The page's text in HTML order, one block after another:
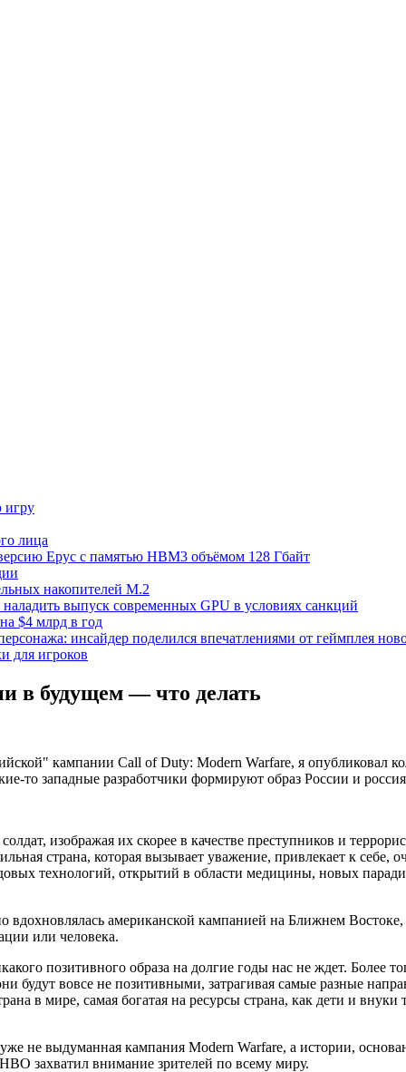
игру
лица
Epyc с памятью HBM3 объёмом 128 Гбайт
накопителей M.2
выпуск современных GPU в условиях санкций
$4 млрд в год
инсайдер поделился впечатлениями от геймплея
для игроков
в будущем — что делать
кампании Call of Duty: Modern Warfare, я опубликовал
то западные разработчики формируют образ России и
изображая их скорее в качестве преступников и
страна, которая вызывает уважение, привлекает к себе,
технологий, открытий в области медицины, новых
американской кампанией на Ближнем
или человека.
позитивного образа на долгие годы нас не ждет. Более
будут вовсе не позитивными, затрагивая самые разные
в мире, самая богатая на ресурсы страна, как дети и
не выдуманная кампания Modern Warfare, а истории,
захватил внимание зрителей по всему миру.